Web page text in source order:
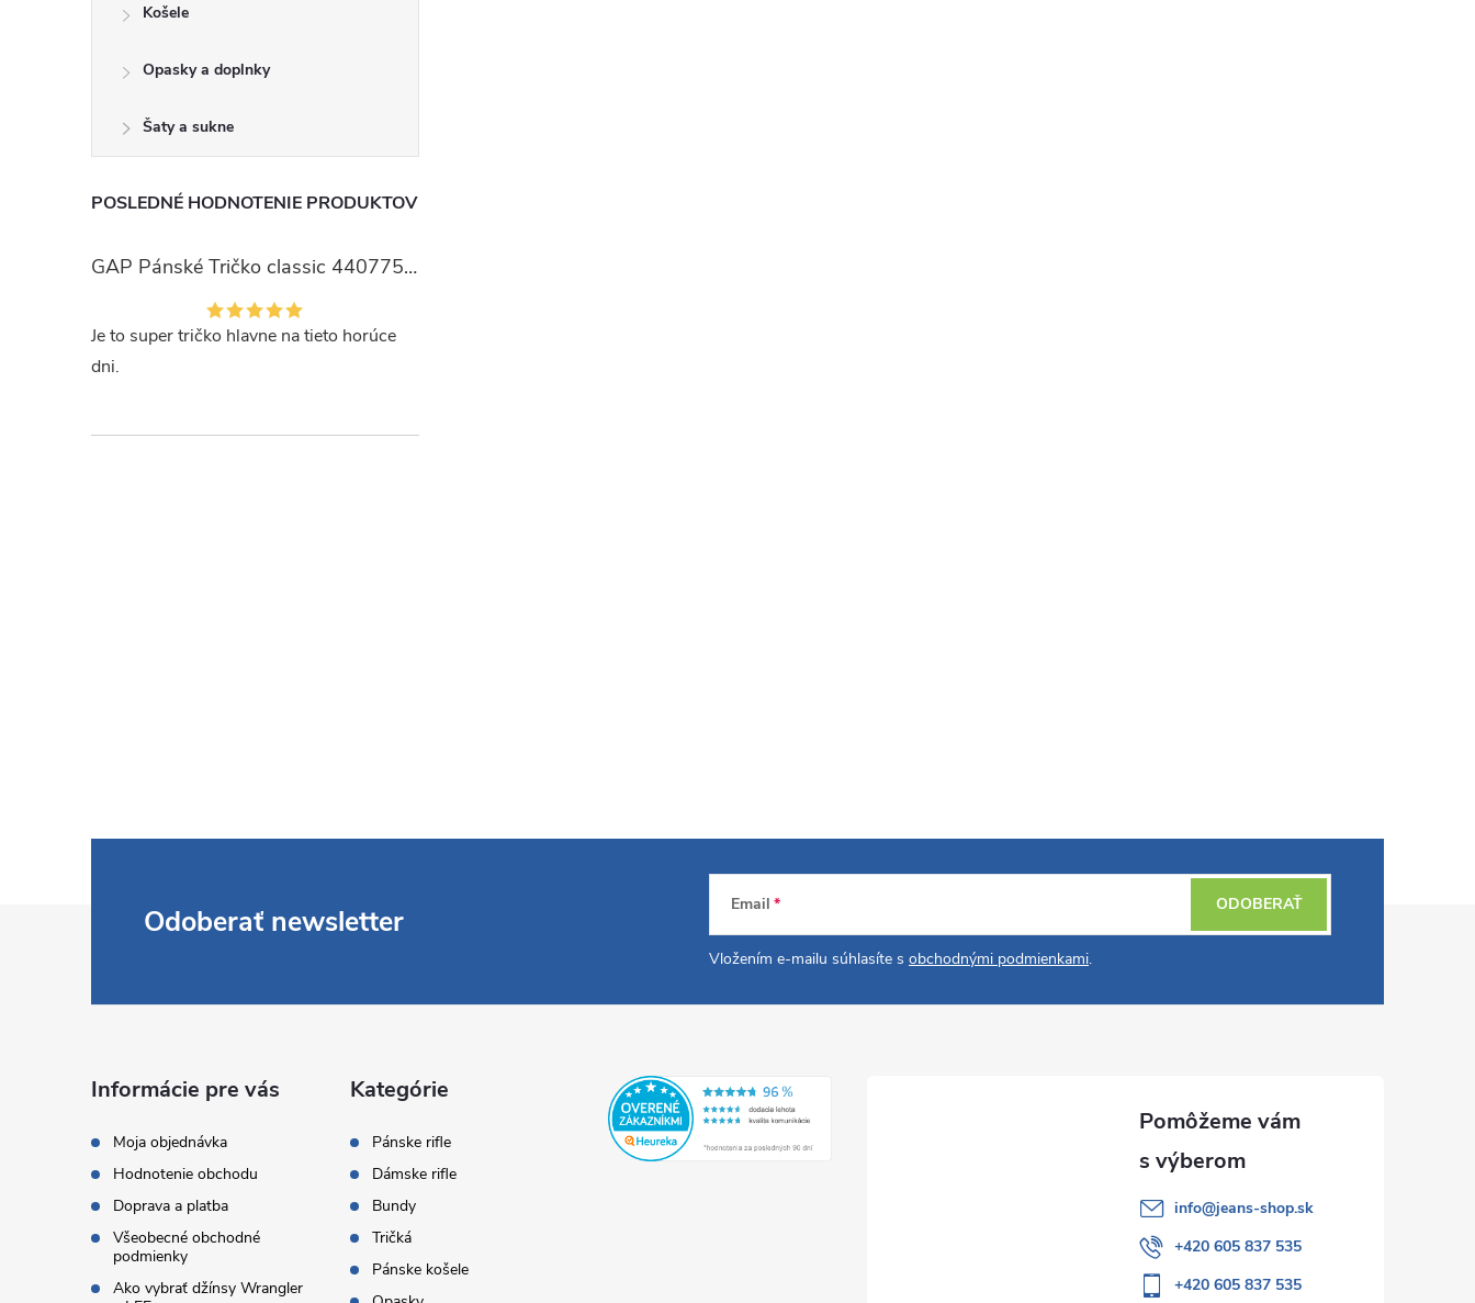
Košele
Opasky a doplnky
Šaty a sukne
POSLEDNÉ HODNOTENIE PRODUKTOV
GAP Pánské Tričko classic 440775-00
Je to super tričko hlavne na tieto horúce
dni.
Odoberať newsletter Email
Vložením e-mailu súhlasíte s obchodnými podmienkami.
ODOBERAŤ
Informácie pre vás
Moja objednávka
Hodnotenie obchodu
Doprava a platba
Všeobecné obchodné
podmienky
Ako vybrať džínsy Wrangler
Kategórie
Pánske rifle
Dámske rifle
Bundy
Tričká
Pánske košele
info@jeans-shop.sk
+420 605 837 535
+420 605 837 535